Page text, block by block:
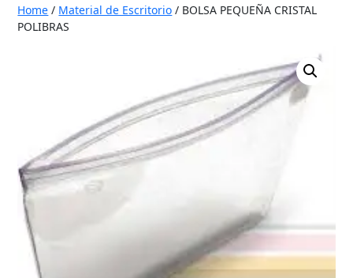
Home / Material de Escritorio / BOLSA PEQUEÑA CRISTAL
POLIBRAS